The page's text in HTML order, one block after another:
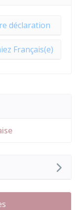
déclaration
Français(e)